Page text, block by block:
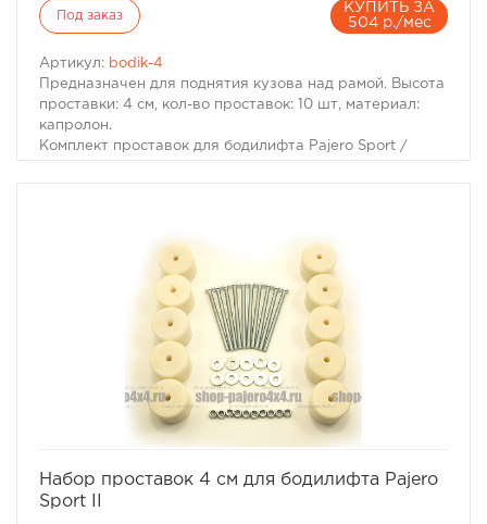
Под заказ
КУПИТЬ ЗА
504 р./мес
Артикул: bodik-4
Предназначен для поднятия кузова над рамой. Высота
проставки: 4 см, кол-во проставок: 10 шт, материал:
капролон.
Комплект проставок для бодилифта Pajero Sport /
В комплект проставок для бодилифта Pajero Sport /
Montero Sport входят сами проставки, а также болты,
гайки и шайбы для крепления.
Характеристики Комплекта проставок для бодилифта
Pajero Sport / Montero Sport:
· Высота проставки: 4 см
· Кол-во проставок: 10 шт
· Материал: капролон
Набор проставок 4 см для бодилифта Pajero
Sport II